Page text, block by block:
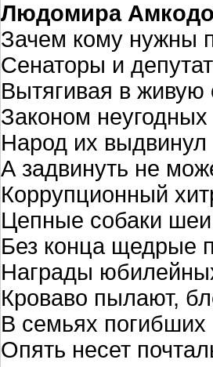
Людомира
Зачем кому нужны
Сенаторы и
Вытягивая в живую
Законом
Народ их
А задвинуть не
Коррупционный
Цепные собаки
Без конца щедрые
Награды
Кроваво пылают,
В семьях
Опять несет